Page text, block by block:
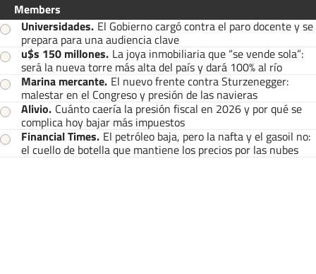
Members
Universidades. El Gobierno cargó contra el paro docente y se
prepara para una audiencia clave
u$s 150 millones. La joya inmobiliaria que “se vende sola”:
será la nueva torre más alta del país y dará 100% al río
Marina mercante. El nuevo frente contra Sturzenegger:
malestar en el Congreso y presión de las navieras
Alivio. Cuánto caería la presión fiscal en 2026 y por qué se
complica hoy bajar más impuestos
Financial Times. El petróleo baja, pero la nafta y el gasoil no:
el cuello de botella que mantiene los precios por las nubes